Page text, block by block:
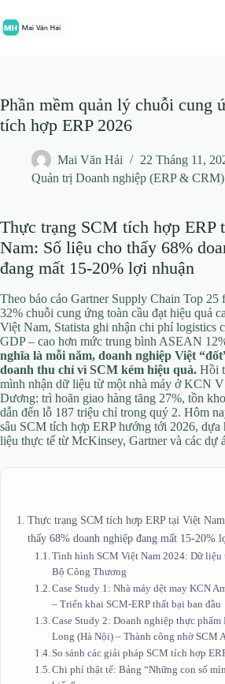
đến
phần
Phần mềm quản lý chuỗi cung
tích hợp ERP 2026
Mai Văn Hải
22 Tháng 11,
Quản trị Doanh nghiệp (ERP & CRM)
Thực trạng SCM tích hợp ERP
Nam: Số liệu cho thấy 68%
đang mất 15-20% lợi nhuận
Theo báo cáo Gartner Supply Chain Top 25
32% chuỗi cung ứng toàn cầu đạt hiệu quả
Việt Nam, Statista ghi nhận chi phí logistics
GDP – cao hơn mức trung bình ASEAN
nghĩa là mỗi năm, doanh nghiệp Việt
doanh thu chỉ vì SCM kém hiệu quả. Hồi
mình nhận dữ liệu từ một nhà máy ở KCN
Dương: trì hoãn giao hàng tăng 27%, tồn
dẫn đến lỗ 187 triệu chỉ trong quý 2. Hôm
sâu SCM tích hợp ERP hướng tới 2026, dựa
liệu thực tế từ McKinsey, Gartner và các dự
Thực trạng SCM tích hợp ERP tại Việt
thấy 68% doanh nghiệp đang mất 15-20%
Tình hình SCM Việt Nam 2024: Dữ liệu
Bộ Công Thương
Case Study 1: Nhà máy dệt may KCN
– Triển khai SCM-ERP thất bại ban đầu
Case Study 2: Doanh nghiệp thực phẩm
Long (Hà Nội) – Thành công nhờ SCM
So sánh các giải pháp SCM tích hợp
Chi phí thật tế: Bảng “Những con số